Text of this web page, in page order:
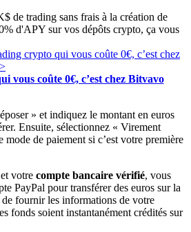
de trading sans frais à la création de
d'APY sur vos dépôts crypto, ça vous
vous coûte 0€, c’est chez Bitvavo
» et indiquez le montant en euros
Ensuite, sélectionnez « Virement
de paiement si c’est votre première
votre compte bancaire vérifié, vous
PayPal pour transférer des euros sur la
fournir les informations de votre
fonds soient instantanément crédités sur